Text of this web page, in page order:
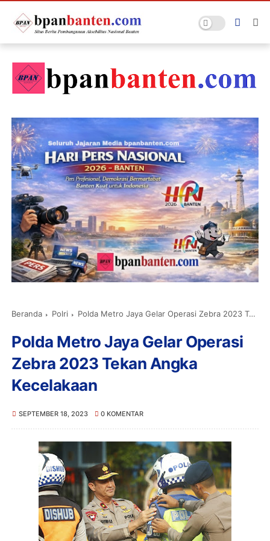
Beranda Polri Polda Metro Jaya Gelar Operasi Zebra 2023 Tekan Angka Kecelakaan
Polda Metro Jaya Gelar Operasi
Zebra 2023 Tekan Angka
Kecelakaan
SEPTEMBER 18, 2023 0 KOMENTAR